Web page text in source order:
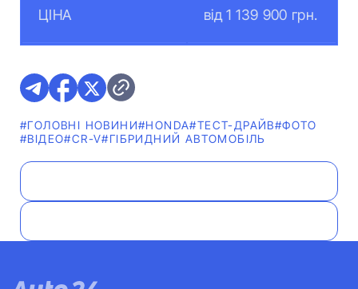
ЦІНА від 1 139 900 грн.
#ГОЛОВНІ НОВИНИ#HONDA#ТЕСТ-ДРАЙВ#ФОТО
#ВІДЕО#CR-V#ГІБРИДНИЙ АВТОМОБІЛЬ